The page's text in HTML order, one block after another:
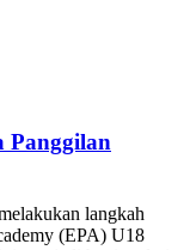
Panggilan
langkah
(EPA) U18